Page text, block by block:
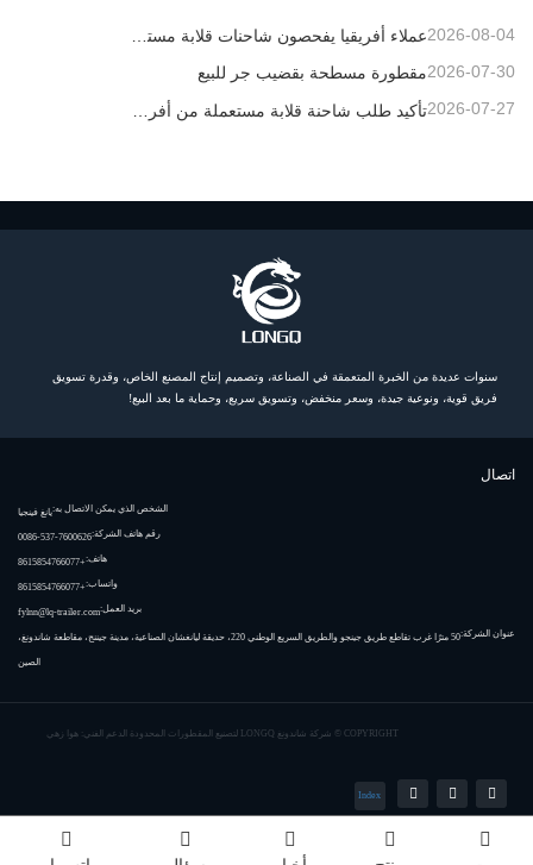
2026-08-04
مقطورة مسطحة بقضيب جر للبيع2026-07-30
2026-07-27
اتصال
الشخص الذي يمكن الاتصال به:يانغ فينجيا
رقم هاتف الشركة:0086-537-7600626
هاتف:+8615854766077
واتساب:+8615854766077
بريد العمل:fylnn@lq-trailer.com
عنوان الشركة:
50 مترًا غرب تقاطع طريق جينجو والطريق السريع الوطني 220، حديقة ليانغشان الصناعية، مدينة جيننج، مقاطعة شاندونغ،
الصين
سنوات عديدة من الخبرة المتعمقة في الصناعة، وتصميم إنتاج المصنع الخاص، وقدرة تسويق
فريق قوية، ونوعية جيدة، وسعر منخفض، وتسويق سريع، وحماية ما بعد البيع!
COPYRIGHT © شركة شاندونغ LONGQ لتصنيع المقطورات المحدودة الدعم الفني: هوا زهي
Index